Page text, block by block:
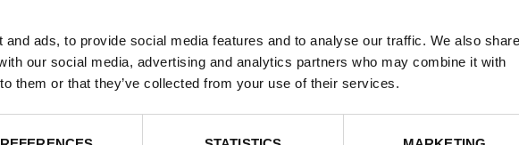
ads, to provide social media features and to analyse our traffic. We also share
our social media, advertising and analytics partners who may combine it with
them or that they’ve collected from your use of their services.